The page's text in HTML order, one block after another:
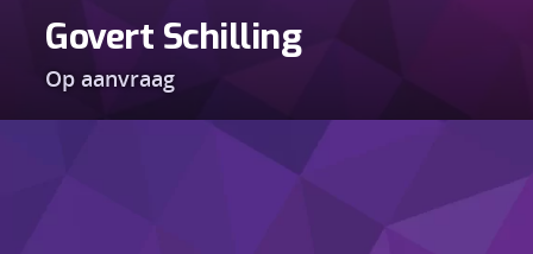
Govert Schilling
Op aanvraag